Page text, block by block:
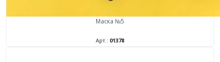
Маска №5
Арт.: 01378